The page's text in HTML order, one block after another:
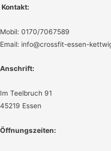
Kontakt:
Mobil: 0170/7067589
Email: info@crossfit-essen-
Anschrift:
Im Teelbruch 91
45219 Essen
Öffnungszeiten: